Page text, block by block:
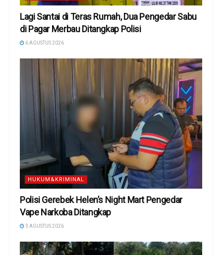
Lagi Santai di Teras Rumah, Dua Pengedar Sabu
di Pagar Merbau Ditangkap Polisi
6 AGUSTUS 2026
HUKUM&KRIMINAL
Polisi Gerebek Helen’s Night Mart Pengedar
Vape Narkoba Ditangkap
3 AGUSTUS 2026